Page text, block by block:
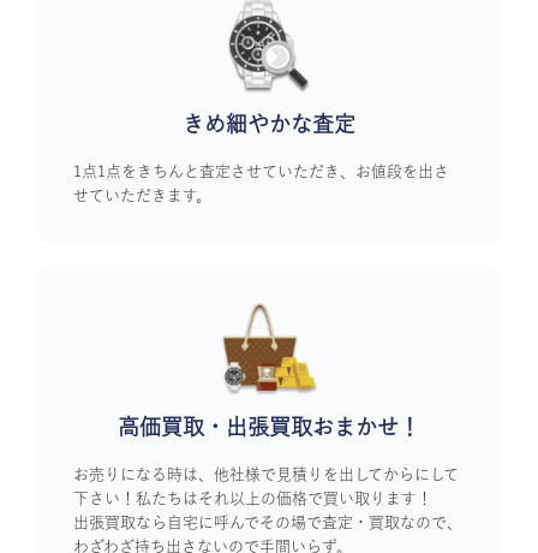
きめ細やかな査定
1点1点をきちんと査定させていただき、お値段を出さ
せていただきます。
高価買取・出張買取おまかせ！
お売りになる時は、他社様で見積りを出してからにして
下さい！私たちはそれ以上の価格で買い取ります！
出張買取なら自宅に呼んでその場で査定・買取なので、
わざわざ持ち出さないので手間いらず。